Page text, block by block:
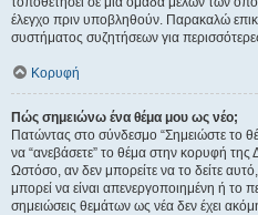
έλεγχο πριν υποβληθούν. Παρακαλώ
συστήματος συζητήσεων για
Κορυφή
Πώς σημειώνω ένα θέμα μου ως νέο;
Πατώντας στο σύνδεσμο “Σημειώστε το
να “ανεβάσετε” το θέμα στην κορυφή
Ωστόσο, αν δεν μπορείτε να το δείτε
μπορεί να είναι απενεργοποιημένη ή το
σημειώσεις θεμάτων ως νέα δεν έχει